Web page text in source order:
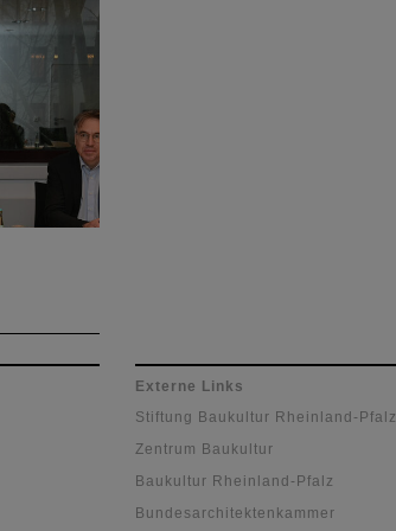
der
Externe Links
Stiftung Baukultur Rheinland-Pfalz
Zentrum Baukultur
Baukultur Rheinland-Pfalz
Bundesarchitektenkammer